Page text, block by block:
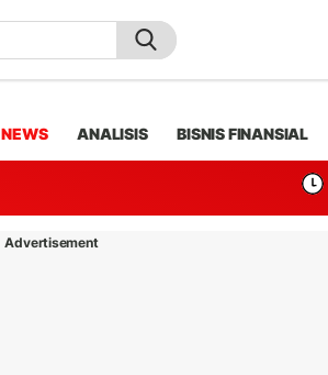
NEWS ANALISIS BISNIS FINANSIAL
Advertisement